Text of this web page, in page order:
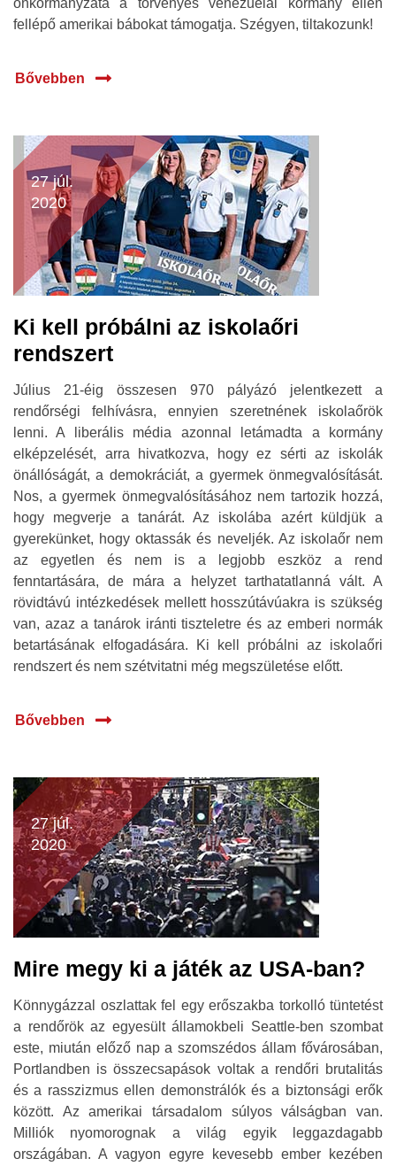
önkormányzata a törvényes venezuelai kormány ellen
fellépő amerikai bábokat támogatja. Szégyen, tiltakozunk!
Bővebben
27 júl.
2020
Ki kell próbálni az iskolaőri
rendszert
Július 21-éig összesen 970 pályázó jelentkezett a
rendőrségi felhívásra, ennyien szeretnének iskolaőrök
lenni. A liberális média azonnal letámadta a kormány
elképzelését, arra hivatkozva, hogy ez sérti az iskolák
önállóságát, a demokráciát, a gyermek önmegvalósítását.
Nos, a gyermek önmegvalósításához nem tartozik hozzá,
hogy megverje a tanárát. Az iskolába azért küldjük a
gyerekünket, hogy oktassák és neveljék. Az iskolaőr nem
az egyetlen és nem is a legjobb eszköz a rend
fenntartására, de mára a helyzet tarthatatlanná vált. A
rövidtávú intézkedések mellett hosszútávúakra is szükség
van, azaz a tanárok iránti tiszteletre és az emberi normák
betartásának elfogadására. Ki kell próbálni az iskolaőri
rendszert és nem szétvitatni még megszületése előtt.
Bővebben
27 júl.
2020
Mire megy ki a játék az USA-ban?
Könnygázzal oszlattak fel egy erőszakba torkolló tüntetést
a rendőrök az egyesült államokbeli Seattle-ben szombat
este, miután előző nap a szomszédos állam fővárosában,
Portlandben is összecsapások voltak a rendőri brutalitás
és a rasszizmus ellen demonstrálók és a biztonsági erők
között. Az amerikai társadalom súlyos válságban van.
Milliók nyomorognak a világ egyik leggazdagabb
országában. A vagyon egyre kevesebb ember kezében